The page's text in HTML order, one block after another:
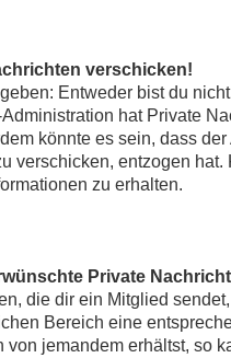
verschicken!
Entweder bist du
hat Private
könnte es sein, dass
verschicken, entzogen hat.
zu erhalten.
Private
die dir ein Mitglied
Bereich eine
jemandem erhältst, so